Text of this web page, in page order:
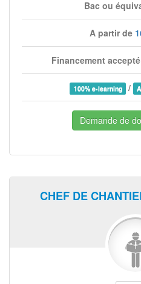
Bac ou
A partir de
Financement
100% e-learning /
Demande de
CHEF DE